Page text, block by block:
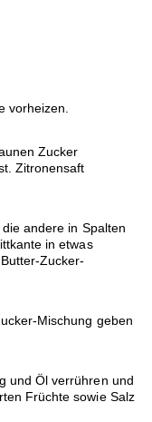
vorheizen.
Zucker
Zitronensaft
andere in Spalten
in etwas
Zucker-
Mischung geben
und Öl verrühren und
Früchte sowie Salz